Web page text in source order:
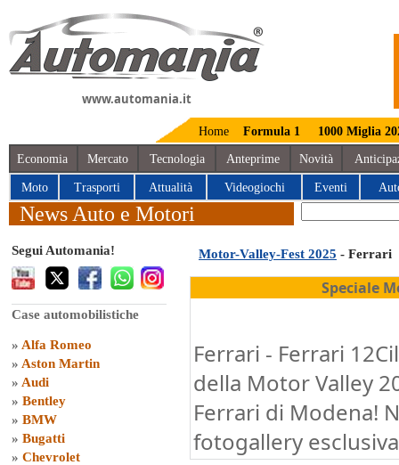
www.automania.it
Home Formula 1 1000 Miglia
Economia Mercato Tecnologia Anteprime Novità
Moto Trasporti Attualità Videogiochi Eventi
News Auto e Motori
Segui Automania!
Case automobilistiche
» Alfa Romeo
» Aston Martin
» Audi
» Bentley
» BMW
» Bugatti
» Chevrolet
Motor-Valley-Fest 2025 - Ferrari
Speciale
Ferrari - Ferrari
della Motor Valley
Ferrari di Modena!
fotogallery esclusiva